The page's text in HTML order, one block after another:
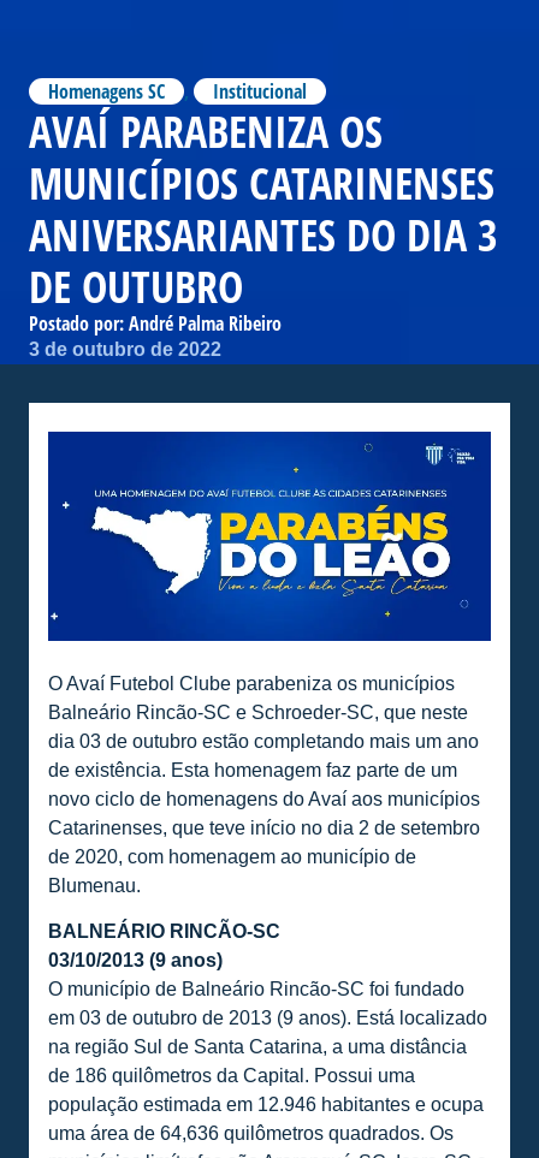
Homenagens SC , Institucional
AVAÍ PARABENIZA OS
MUNICÍPIOS CATARINENSES
ANIVERSARIANTES DO DIA 3
DE OUTUBRO
Postado por:André Palma Ribeiro
3 de outubro de 2022
O Avaí Futebol Clube parabeniza os municípios
Balneário Rincão-SC e Schroeder-SC, que neste
dia 03 de outubro estão completando mais um ano
de existência. Esta homenagem faz parte de um
novo ciclo de homenagens do Avaí aos municípios
Catarinenses, que teve início no dia 2 de setembro
de 2020, com homenagem ao município de
Blumenau.
BALNEÁRIO RINCÃO-SC
03/10/2013 (9 anos)
O município de Balneário Rincão-SC foi fundado
em 03 de outubro de 2013 (9 anos). Está localizado
na região Sul de Santa Catarina, a uma distância
de 186 quilômetros da Capital. Possui uma
população estimada em 12.946 habitantes e ocupa
uma área de 64,636 quilômetros quadrados. Os